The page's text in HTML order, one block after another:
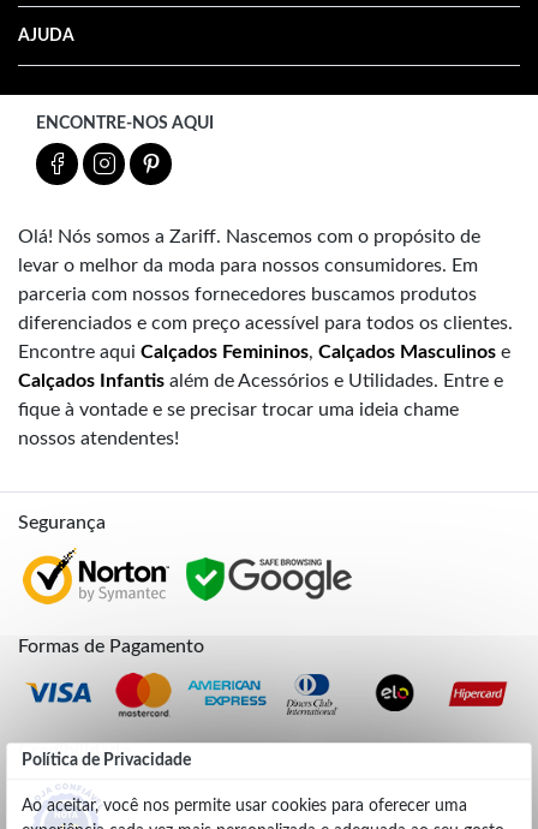
Política de Privacidade
Ao aceitar, você nos permite usar cookies para oferecer uma
AJUDA
ENCONTRE-NOS AQUI
Olá! Nós somos a Zariff. Nascemos com o propósito de
levar o melhor da moda para nossos consumidores. Em
parceria com nossos fornecedores buscamos produtos
diferenciados e com preço acessível para todos os clientes.
Encontre aqui Calçados Femininos, Calçados Masculinos e
Calçados Infantis além de Acessórios e Utilidades. Entre e
fique à vontade e se precisar trocar uma ideia chame
nossos atendentes!
Segurança
Formas de Pagamento
Credibilidade